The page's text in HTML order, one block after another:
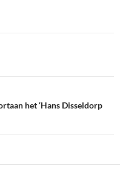
het ‘Hans Disseldorp